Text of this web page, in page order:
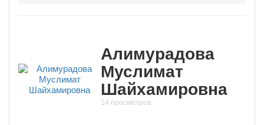
Алимурадова
Муслимат
Шайхамировна
14 просмотров